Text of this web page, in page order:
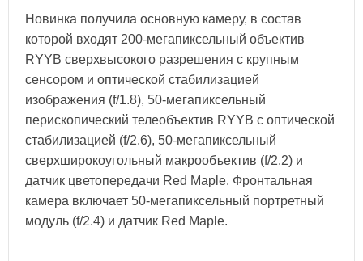
Новинка получила основную камеру, в состав
которой входят 200-мегапиксельный объектив
RYYB сверхвысокого разрешения с крупным
сенсором и оптической стабилизацией
изображения (f/1.8), 50-мегапиксельный
перископический телеобъектив RYYB с оптической
стабилизацией (f/2.6), 50-мегапиксельный
сверхширокоугольный макрообъектив (f/2.2) и
датчик цветопередачи Red Maple. Фронтальная
камера включает 50-мегапиксельный портретный
модуль (f/2.4) и датчик Red Maple.